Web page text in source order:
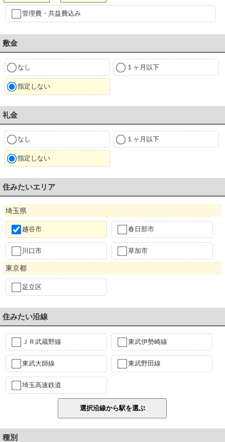
管理費・共益費込み
敷金
なし １ヶ月以下
指定しない
礼金
なし １ヶ月以下
指定しない
住みたいエリア
埼玉県
越谷市 春日部市
川口市 草加市
東京都
足立区
住みたい沿線
ＪＲ武蔵野線 東武伊勢崎線
東武大師線 東武野田線
埼玉高速鉄道
種別